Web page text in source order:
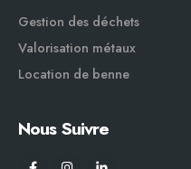
Gestion des déchets
Valorisation métaux
Location de benne
Nous Suivre